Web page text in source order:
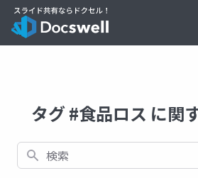
タグ #食品ロス に関
検索